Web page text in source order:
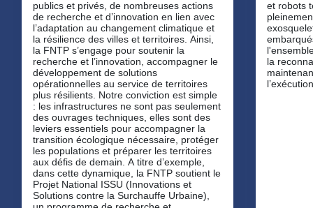
publics et privés, de nombreuses actions
de recherche et d’innovation en lien avec
l’adaptation au changement climatique et
la résilience des villes et territoires. Ainsi,
la FNTP s’engage pour soutenir la
recherche et l’innovation, accompagner le
développement de solutions
opérationnelles au service de territoires
plus résilients. Notre conviction est simple
: les infrastructures ne sont pas seulement
des ouvrages techniques, elles sont des
leviers essentiels pour accompagner la
transition écologique nécessaire, protéger
les populations et préparer les territoires
aux défis de demain. A titre d’exemple,
dans cette dynamique, la FNTP soutient le
Projet National ISSU (Innovations et
Solutions contre la Surchauffe Urbaine),
et robots
la